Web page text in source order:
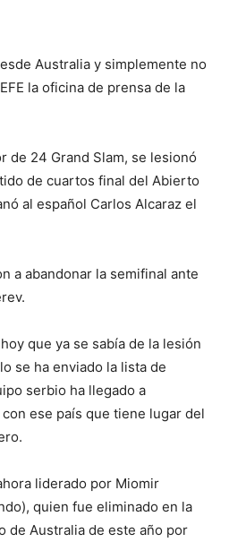
Australia y simplemente no
la oficina de prensa de la
de 24 Grand Slam, se lesionó
de cuartos final del Abierto
al español Carlos Alcaraz el
a abandonar la semifinal ante
que ya se sabía de la lesión
se ha enviado la lista de
serbio ha llegado a
ese país que tiene lugar del
liderado por Miomir
quien fue eliminado en la
de Australia de este año por